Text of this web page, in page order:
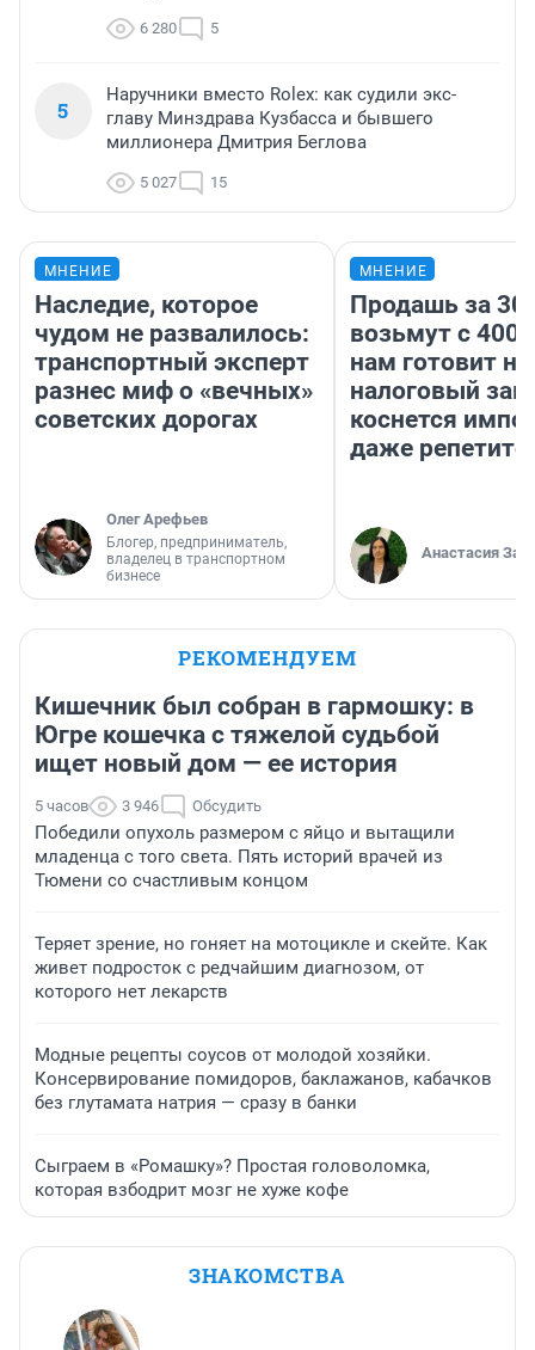
6 280 5
5
Наручники вместо Rolex: как судили экс-
главу Минздрава Кузбасса и бывшего
миллионера Дмитрия Беглова
5 027 15
МНЕНИЕ
Наследие, которое
чудом не развалилось:
транспортный эксперт
разнес миф о «вечных»
советских дорогах
Олег Арефьев
Блогер, предприниматель,
владелец в транспортном
бизнесе
МНЕНИЕ
Продашь за
возьмут с
нам готовит
налоговый
коснется
даже
Анастасия
РЕКОМЕНДУЕМ
Кишечник был собран в гармошку: в
Югре кошечка с тяжелой судьбой
ищет новый дом — ее история
5 часов 3 946 Обсудить
Победили опухоль размером с яйцо и вытащили
младенца с того света. Пять историй врачей из
Тюмени со счастливым концом
Теряет зрение, но гоняет на мотоцикле и скейте. Как
живет подросток с редчайшим диагнозом, от
которого нет лекарств
Модные рецепты соусов от молодой хозяйки.
Консервирование помидоров, баклажанов, кабачков
без глутамата натрия — сразу в банки
Сыграем в «Ромашку»? Простая головоломка,
которая взбодрит мозг не хуже кофе
ЗНАКОМСТВА